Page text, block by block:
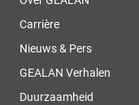
Carrière
Nieuws & Pers
GEALAN Verhalen
Duurzaamheid